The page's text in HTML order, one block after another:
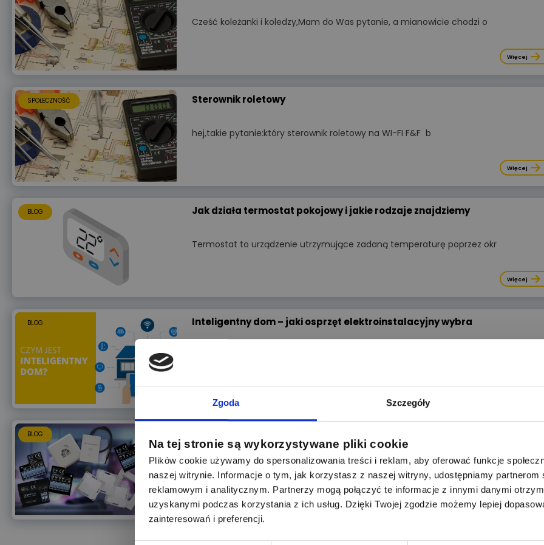
Zgoda Szczegóły
Na tej stronie są wykorzystywane pliki cookie
Plików cookie używamy do spersonalizowania treści i reklam, aby oferować funkcje
naszej witrynie. Informacje o tym, jak korzystasz z naszej witryny, udostępniamy partnerom
reklamowym i analitycznym. Partnerzy mogą połączyć te informacje z innymi danymi
uzyskanymi podczas korzystania z ich usług. Dzięki Twojej zgodzie możemy lepiej
zainteresowań i preferencji.
Cześć koleżanki i koledzy,Mam do Was pytanie, a mianowicie chodzi o
Więcej
SPOŁECZNOŚĆ Sterownik roletowy
hej,takie pytanie:który sterownik roletowy na WI-FI F&F b
Więcej
BLOG Jak działa termostat pokojowy i jakie rodzaje znajdziemy
Termostat to urządzenie utrzymujące zadaną temperaturę poprzez okr
Więcej
BLOG Inteligentny dom – jaki osprzęt elektroinstalacyjny wybra
BLOG
Sprawdź najczęściej zadawane pytania i odpowiedzi o zestawie SMART
Więcej